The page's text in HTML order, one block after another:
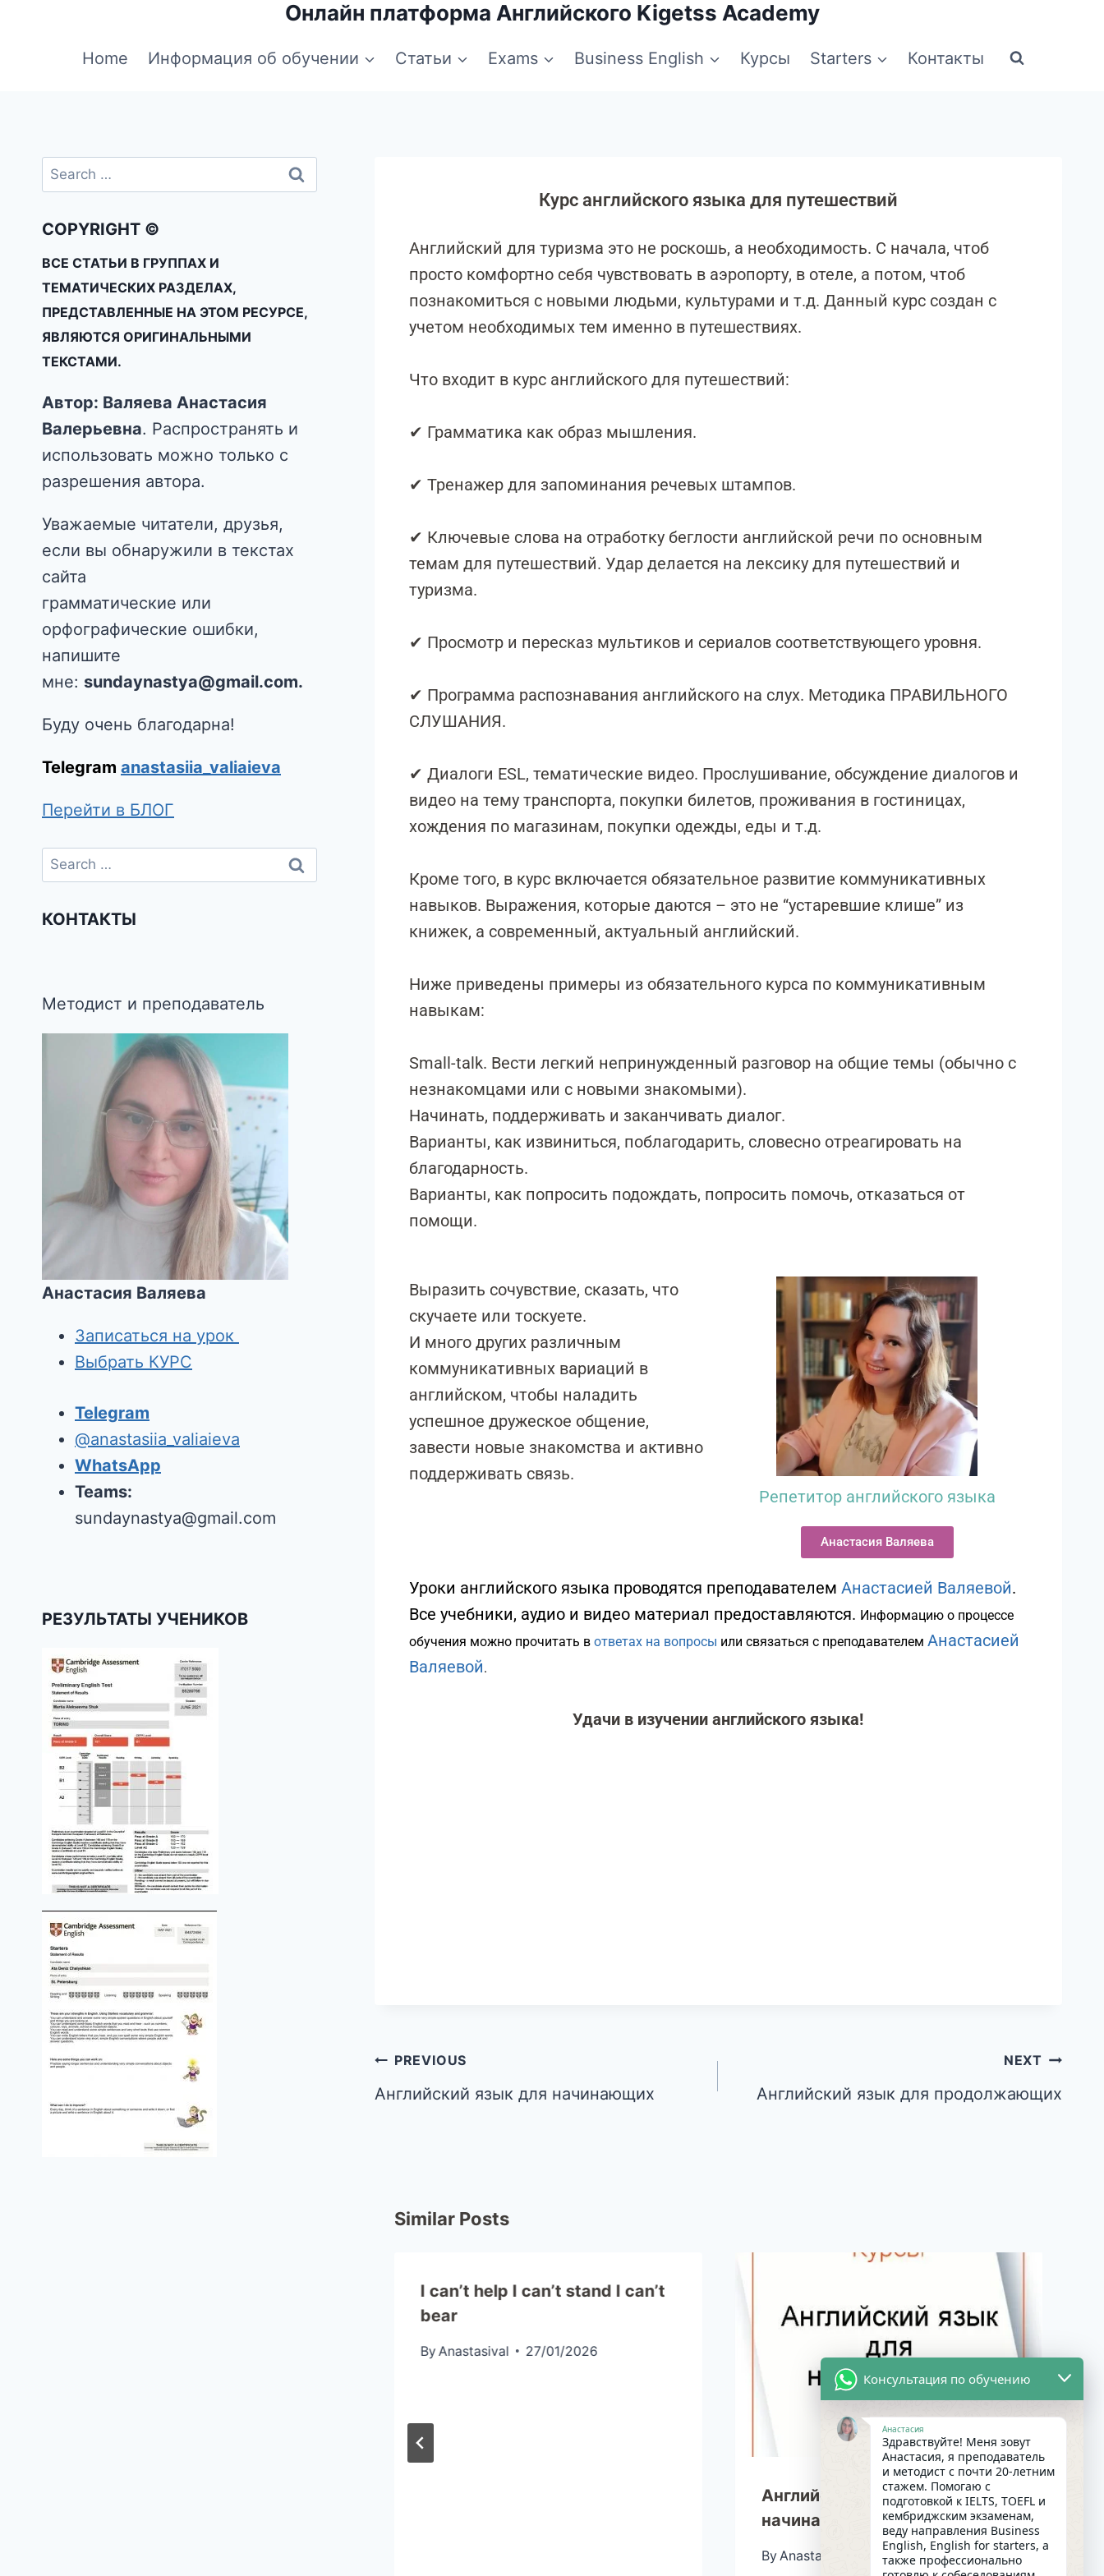
Онлайн платформа Английского Kigetss Academy
Home Информация об обучении Статьи Exams Business English Курсы Starters Контакты
Курс английского языка для путешествий
Английский для туризма это не роскошь, а необходимость. С начала, чтоб
просто комфортно себя чувствовать в аэропорту, в отеле, а потом, чтоб
познакомиться с новыми людьми, культурами и т.д. Данный курс создан с
учетом необходимых тем именно в путешествиях.
Что входит в курс английского для путешествий:
✔ Грамматика как образ мышления.
✔ Тренажер для запоминания речевых штампов.
✔ Ключевые слова на отработку беглости английской речи по основным
темам для путешествий. Удар делается на лексику для путешествий и
туризма.
✔ Просмотр и пересказ мультиков и сериалов соответствующего уровня.
✔ Программа распознавания английского на слух. Методика ПРАВИЛЬНОГО
СЛУШАНИЯ.
✔ Диалоги ESL, тематические видео. Прослушивание, обсуждение диалогов и
видео на тему транспорта, покупки билетов, проживания в гостиницах,
хождения по магазинам, покупки одежды, еды и т.д.
Кроме того, в курс включается обязательное развитие коммуникативных
навыков. Выражения, которые даются – это не “устаревшие клише” из
книжек, а современный, актуальный английский.
Ниже приведены примеры из обязательного курса по коммуникативным
навыкам:
Small-talk. Вести легкий непринужденный разговор на общие темы (обычно с
незнакомцами или с новыми знакомыми).
Начинать, поддерживать и заканчивать диалог.
Варианты, как извиниться, поблагодарить, словесно отреагировать на
благодарность.
Варианты, как попросить подождать, попросить помочь, отказаться от
помощи.
Выразить сочувствие, сказать, что
скучаете или тоскуете.
И много других различным
коммуникативных вариаций в
английском, чтобы наладить
успешное дружеское общение,
завести новые знакомства и активно
поддерживать связь.
Репетитор английского языка
Анастасия Валяева
Уроки английского языка проводятся преподавателем Анастасией Валяевой.
Все учебники, аудио и видео материал предоставляются. Информацию о процессе
обучения можно прочитать в ответах на вопросы или связаться с преподавателем Анастасией
Валяевой.
Удачи в изучении английского языка!
PREVIOUS
Английский язык для начинающих
NEXT
Английский язык для продолжающих
Similar Posts
I can’t help I can’t stand I can’t
bear
ByAnastasival 27/01/2026
Английский язык для
начинающих
ByAnastasival 12/11/2019
COPYRIGHT ©
ВСЕ СТАТЬИ В ГРУППАХ И
ТЕМАТИЧЕСКИХ РАЗДЕЛАХ,
ПРЕДСТАВЛЕННЫЕ НА ЭТОМ РЕСУРСЕ,
ЯВЛЯЮТСЯ ОРИГИНАЛЬНЫМИ
ТЕКСТАМИ.
Автор: Валяева Анастасия
Валерьевна. Распространять и
использовать можно только с
разрешения автора.
Уважаемые читатели, друзья,
если вы обнаружили в текстах
сайта
грамматические или
орфографические ошибки,
напишите
мне: sundaynastya@gmail.com.
Буду очень благодарна!
Telegram anastasiia_valiaieva
Перейти в БЛОГ
КОНТАКТЫ
Методист и преподаватель
Анастасия Валяева
Записаться на урок
Выбрать КУРС
Telegram
@anastasiia_valiaieva
WhatsApp
Teams:
sundaynastya@gmail.com
РЕЗУЛЬТАТЫ УЧЕНИКОВ
Консультация по обучению
Анастасия
Здравствуйте! Меня зовут
Анастасия, я преподаватель
и методист с почти 20-летним
стажем. Помогаю с
подготовкой к IELTS, TOEFL и
кембриджским экзаменам,
веду направления Business
English, English for starters, а
также профессионально